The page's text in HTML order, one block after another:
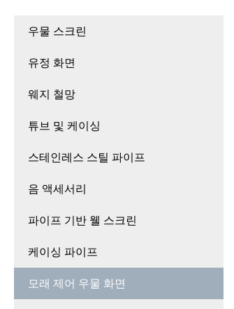
우물 스크린
유정 화면
웨지 철망
튜브 및 케이싱
스테인레스 스틸 파이프
음 액세서리
파이프 기반 웰 스크린
케이싱 파이프
모래 제어 우물 화면